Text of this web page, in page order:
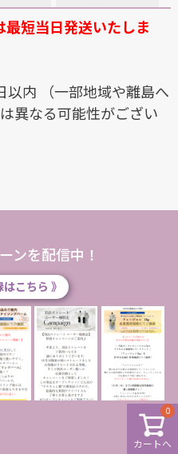
カートへ
0
短当日発送いたしま
内 （一部地域や離島へ
異なる可能性がござい
ンを配信中！
こちら 》